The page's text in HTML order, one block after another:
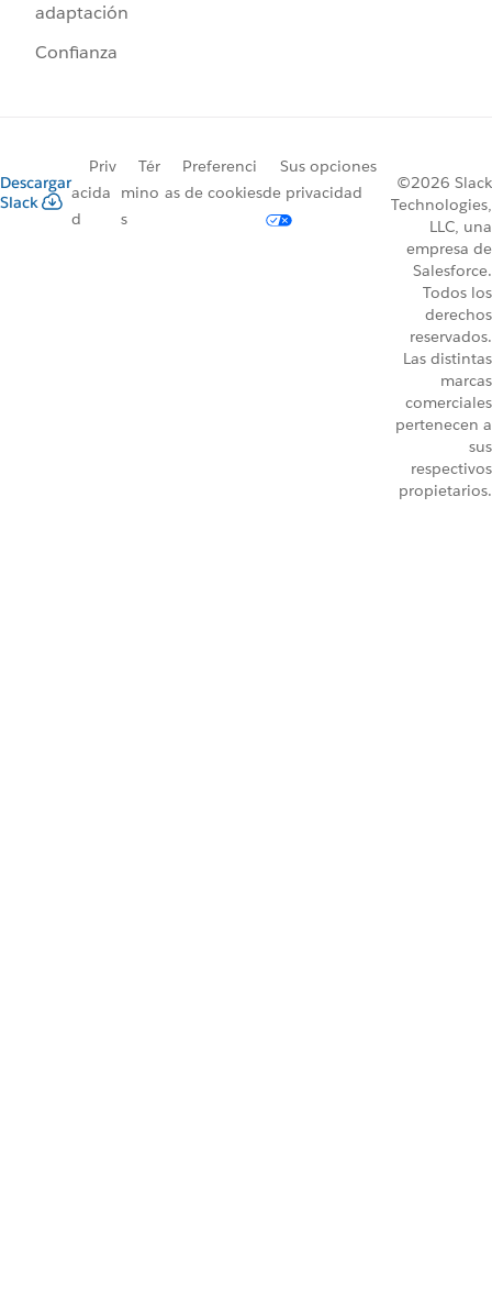
adaptación
Confianza
Descargar
Slack
Priv
acida
d
Tér
mino
s
Preferenci
as de cookies
Sus opciones
de privacidad
©2026 Slack
Technologies,
LLC, una
empresa de
Salesforce.
Todos los
derechos
reservados.
Las distintas
marcas
comerciales
pertenecen a
sus
respectivos
propietarios.